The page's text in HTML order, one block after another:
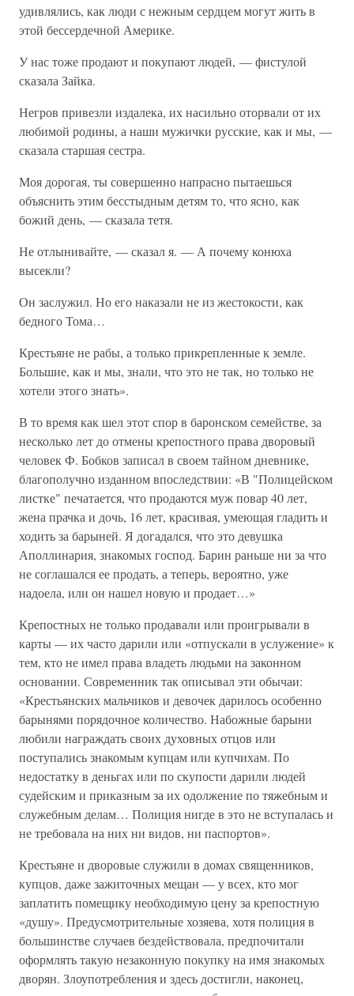
удивлялись, как люди с нежным сердцем могут жить в
этой бессердечной Америке.
У нас тоже продают и покупают людей, — фистулой
сказала Зайка.
Негров привезли издалека, их насильно оторвали от их
любимой родины, а наши мужички русские, как и мы, —
сказала старшая сестра.
Моя дорогая, ты совершенно напрасно пытаешься
объяснить этим бесстыдным детям то, что ясно, как
божий день, — сказала тетя.
Не отлынивайте, — сказал я. — А почему конюха
высекли?
Он заслужил. Но его наказали не из жестокости, как
бедного Тома…
Крестьяне не рабы, а только прикрепленные к земле.
Большие, как и мы, знали, что это не так, но только не
хотели этого знать».
В то время как шел этот спор в баронском семействе, за
несколько лет до отмены крепостного права дворовый
человек Ф. Бобков записал в своем тайном дневнике,
благополучно изданном впоследствии: «В "Полицейском
листке" печатается, что продаются муж повар 40 лет,
жена прачка и дочь, 16 лет, красивая, умеющая гладить и
ходить за барыней. Я догадался, что это девушка
Аполлинария, знакомых господ. Барин раньше ни за что
не соглашался ее продать, а теперь, вероятно, уже
надоела, или он нашел новую и продает…»
Крепостных не только продавали или проигрывали в
карты — их часто дарили или «отпускали в услужение» к
тем, кто не имел права владеть людьми на законном
основании. Современник так описывал эти обычаи:
«Крестьянских мальчиков и девочек дарилось особенно
барынями порядочное количество. Набожные барыни
любили награждать своих духовных отцов или
поступались знакомым купцам или купчихам. По
недостатку в деньгах или по скупости дарили людей
судейским и приказным за их одолжение по тяжебным и
служебным делам… Полиция нигде в это не вступалась и
не требовала на них ни видов, ни паспортов».
Крестьяне и дворовые служили в домах священников,
купцов, даже зажиточных мещан — у всех, кто мог
заплатить помещику необходимую цену за крепостную
«душу». Предусмотрительные хозяева, хотя полиция в
большинстве случаев бездействовала, предпочитали
оформлять такую незаконную покупку на имя знакомых
дворян. Злоупотребления и здесь достигли, наконец,